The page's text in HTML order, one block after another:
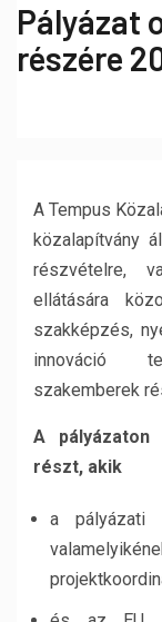
Pályázat
részére
A Tempus
közalapítvány
részvételre,
ellátására
szakképzés,
innováció
szakemberek
A pályázaton
részt, akik
a pályázati